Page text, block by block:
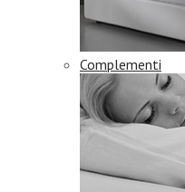
Complementi